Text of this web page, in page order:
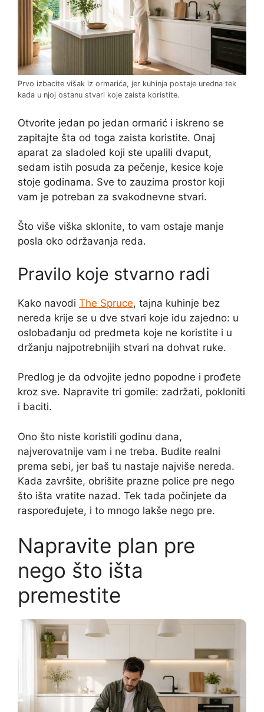
Prvo izbacite višak iz ormarića, jer kuhinja postaje uredna tek
kada u njoj ostanu stvari koje zaista koristite.
Otvorite jedan po jedan ormarić i iskreno se
zapitajte šta od toga zaista koristite. Onaj
aparat za sladoled koji ste upalili dvaput,
sedam istih posuda za pečenje, kesice koje
stoje godinama. Sve to zauzima prostor koji
vam je potreban za svakodnevne stvari.
Što više viška sklonite, to vam ostaje manje
posla oko održavanja reda.
Pravilo koje stvarno radi
Kako navodi The Spruce, tajna kuhinje bez
nereda krije se u dve stvari koje idu zajedno: u
oslobađanju od predmeta koje ne koristite i u
držanju najpotrebnijih stvari na dohvat ruke.
Predlog je da odvojite jedno popodne i prođete
kroz sve. Napravite tri gomile: zadržati, pokloniti
i baciti.
Ono što niste koristili godinu dana,
najverovatnije vam i ne treba. Budite realni
prema sebi, jer baš tu nastaje najviše nereda.
Kada završite, obrišite prazne police pre nego
što išta vratite nazad. Tek tada počinjete da
raspoređujete, i to mnogo lakše nego pre.
Napravite plan pre
nego što išta
premestite